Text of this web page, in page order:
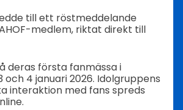
till ett röstmeddelande
medlem, riktat direkt till
deras första fanmässa i
och 4 januari 2026. Idolgruppens
interaktion med fans spreds